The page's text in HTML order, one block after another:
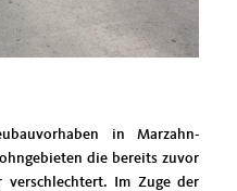
in Marzahn-
die bereits zuvor
verschlechtert. Im Zuge der